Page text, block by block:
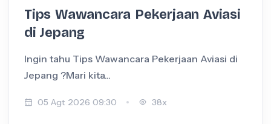
Tips Wawancara Pekerjaan Aviasi
di Jepang
Ingin tahu Tips Wawancara Pekerjaan Aviasi di
Jepang ?Mari kita...
05 Agt 2026 09:30 38x